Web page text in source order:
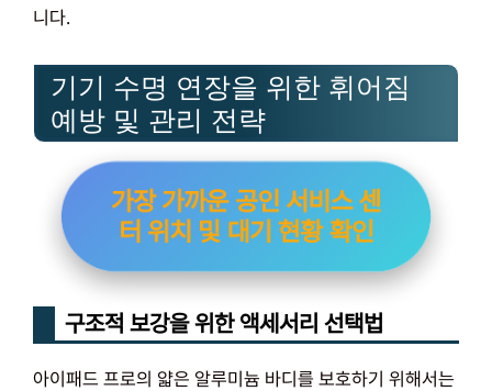
니다.
기기 수명 연장을 위한 휘어짐
예방 및 관리 전략
가장 가까운 공인 서비스 센
터 위치 및 대기 현황 확인
구조적 보강을 위한 액세서리 선택법
아이패드 프로의 얇은 알루미늄 바디를 보호하기 위해서는